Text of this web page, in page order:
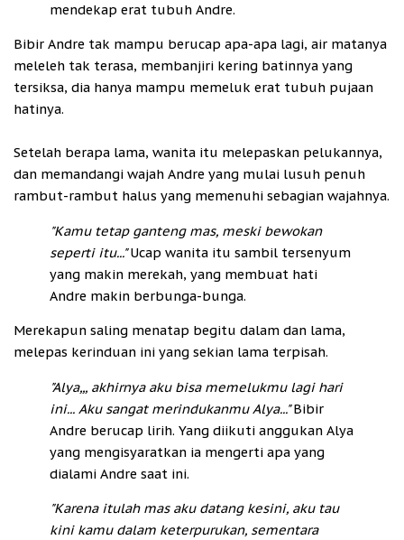
mendekap erat tubuh Andre.
Bibir Andre tak mampu berucap apa-apa lagi, air matanya
meleleh tak terasa, membanjiri kering batinnya yang
tersiksa, dia hanya mampu memeluk erat tubuh pujaan
hatinya.
Setelah berapa lama, wanita itu melepaskan pelukannya,
dan memandangi wajah Andre yang mulai lusuh penuh
rambut-rambut halus yang memenuhi sebagian wajahnya.
"Kamu tetap ganteng mas, meski bewokan
seperti itu..."Ucap wanita itu sambil tersenyum
yang makin merekah, yang membuat hati
Andre makin berbunga-bunga.
Merekapun saling menatap begitu dalam dan lama,
melepas kerinduan ini yang sekian lama terpisah.
"Alya,,, akhirnya aku bisa memelukmu lagi hari
ini... Aku sangat merindukanmu Alya..."Bibir
Andre berucap lirih. Yang diikuti anggukan Alya
yang mengisyaratkan ia mengerti apa yang
dialami Andre saat ini.
"Karena itulah mas aku datang kesini, aku tau
kini kamu dalam keterpurukan, sementara